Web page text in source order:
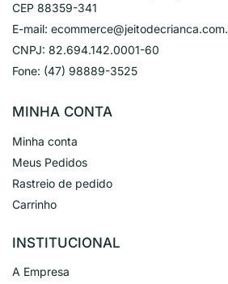
CEP 88359-341
E-mail:
CNPJ: 82.694.142.0001-60
Fone: (47) 98889-3525
MINHA CONTA
Minha conta
Meus Pedidos
Rastreio de pedido
Carrinho
INSTITUCIONAL
A Empresa